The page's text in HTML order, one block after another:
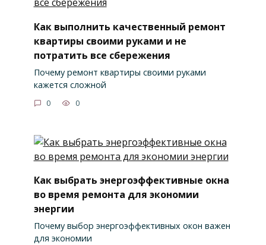
Как выполнить качественный ремонт
квартиры своими руками и не
потратить все сбережения
Почему ремонт квартиры своими руками
кажется сложной
0 0
Как выбрать энергоэффективные окна
во время ремонта для экономии
энергии
Почему выбор энергоэффективных окон важен
для экономии